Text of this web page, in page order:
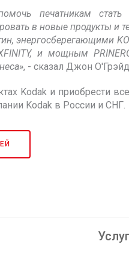
печатникам
в новые продукты и
энергосберегающими
и мощным
, - сказал Джон
Kodak и
Kodak в России и СНГ.